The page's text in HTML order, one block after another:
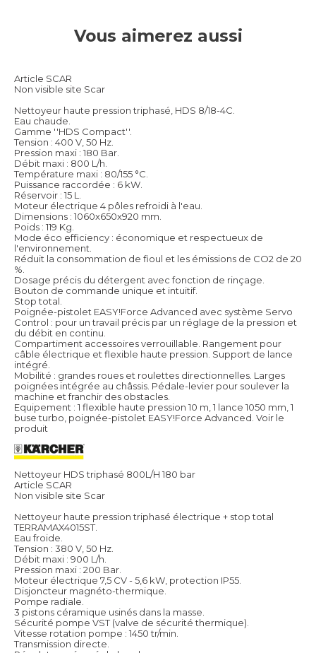
Vous aimerez aussi
Article SCAR
Non visible site Scar
Nettoyeur haute pression triphasé, HDS 8/18-4C.
Eau chaude.
Gamme ''HDS Compact''.
Tension : 400 V, 50 Hz.
Pression maxi : 180 Bar.
Débit maxi : 800 L/h.
Température maxi : 80/155 °C.
Puissance raccordée : 6 kW.
Réservoir : 15 L.
Moteur électrique 4 pôles refroidi à l'eau.
Dimensions : 1060x650x920 mm.
Poids : 119 Kg.
Mode éco efficiency : économique et respectueux de
l'environnement.
Réduit la consommation de fioul et les émissions de CO2 de 20
%.
Dosage précis du détergent avec fonction de rinçage.
Bouton de commande unique et intuitif.
Stop total.
Poignée-pistolet EASY!Force Advanced avec système Servo
Control : pour un travail précis par un réglage de la pression et
du débit en continu.
Compartiment accessoires verrouillable. Rangement pour
câble électrique et flexible haute pression. Support de lance
intégré.
Mobilité : grandes roues et roulettes directionnelles. Larges
poignées intégrée au châssis. Pédale-levier pour soulever la
machine et franchir des obstacles.
Equipement : 1 flexible haute pression 10 m, 1 lance 1050 mm, 1
buse turbo, poignée-pistolet EASY!Force Advanced. Voir le
produit
Nettoyeur HDS triphasé 800L/H 180 bar
Article SCAR
Non visible site Scar
Nettoyeur haute pression triphasé électrique + stop total
TERRAMAX4015ST.
Eau froide.
Tension : 380 V, 50 Hz.
Débit maxi : 900 L/h.
Pression maxi : 200 Bar.
Moteur électrique 7,5 CV - 5,6 kW, protection IP55.
Disjoncteur magnéto-thermique.
Pompe radiale.
3 pistons céramique usinés dans la masse.
Sécurité pompe VST (valve de sécurité thermique).
Vitesse rotation pompe : 1450 tr/min.
Transmission directe.